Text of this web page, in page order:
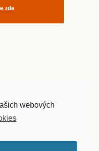
webových